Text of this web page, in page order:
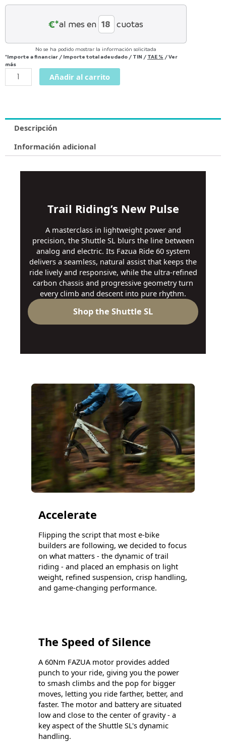
€*al mes en cuotas
No se ha podido mostrar la información solicitada
*Importe a financiar / Importe total adeudado / TIN / TAE % /Ver
más
Añadir al carrito
Descripción
Información adicional
Trail Riding’s New Pulse
A masterclass in lightweight power and
precision, the Shuttle SL blurs the line between
analog and electric. Its Fazua Ride 60 system
delivers a seamless, natural assist that keeps the
ride lively and responsive, while the ultra-refined
carbon chassis and progressive geometry turn
every climb and descent into pure rhythm.
Shop the Shuttle SL
Accelerate
Flipping the script that most e-bike
builders are following, we decided to focus
on what matters - the dynamic of trail
riding - and placed an emphasis on light
weight, refined suspension, crisp handling,
and game-changing performance.
The Speed of Silence
A 60Nm FAZUA motor provides added
punch to your ride, giving you the power
to smash climbs and the pop for bigger
moves, letting you ride farther, better, and
faster. The motor and battery are situated
low and close to the center of gravity - a
key aspect of the Shuttle SL's dynamic
handling.